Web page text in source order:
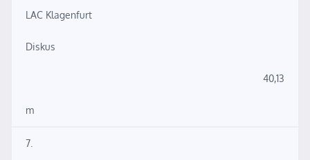
LAC Klagenfurt
Diskus
40,13
m
7.